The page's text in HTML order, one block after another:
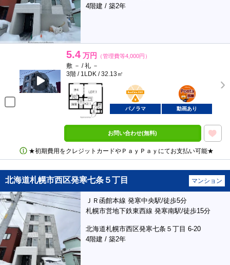
4階建 / 築2年
5.4 万円 （管理費等4,000円）
敷 － / 礼 －
3階 / 1LDK / 32.13㎡
BunChinPAY
ポンタ
部屋
パノラマ 動画あり
お問い合わせ(無料)
★初期費用をクレジットカードやＰａｙＰａｙにてお支払い可能★
北海道札幌市西区発寒七条５丁目 マンション
ＪＲ函館本線 発寒中央駅/徒歩5分
札幌市営地下鉄東西線 発寒南駅/徒歩15分
北海道札幌市西区発寒七条５丁目 6-20
4階建 / 築2年